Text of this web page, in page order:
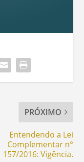
PRÓXIMO
Entendendo a Lei
Complementar n°
157/2016: Vigência.